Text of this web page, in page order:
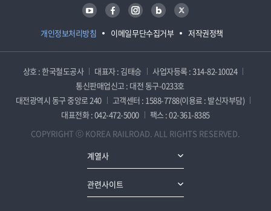
개인정보처리방침 이메일무단수집거부 저작권정책
유튜브 페이스북 인스타그램 블로그 트위터
상호 : 한국철도공사 대표자 : 김태승
사업자등록 : 314-82-10024
통신판매업신고 : 대전 동구-0233호
대전광역시 동구 중앙로 240
고객센터 : 1588-7788(이용료 : 발신자부담)
대표전화 : 042-472-5000
팩스 : 02-361-8385
COPYRIGHT ⓒ KOREA RAILROAD. ALL RIGHTS RESERVED.
계열사
관련사이트